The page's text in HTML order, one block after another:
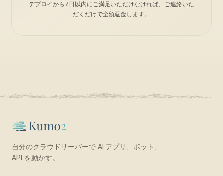
デプロイから7日以内にご満足いただけなければ、ご連絡いた
だくだけで全額返金します。
自分のクラウドサーバーで AI アプリ、ボット、
API を動かす。